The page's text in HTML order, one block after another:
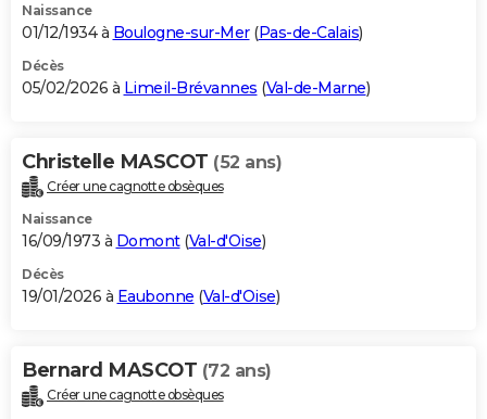
Naissance
01/12/1934 à Boulogne-sur-Mer(Pas-de-Calais)
Décès
05/02/2026 à Limeil-Brévannes (Val-de-Marne)
Christelle MASCOT (52 ans)
Créer une cagnotte obsèques
Naissance
16/09/1973 à Domont(Val-d'Oise)
Décès
19/01/2026 à Eaubonne (Val-d'Oise)
Bernard MASCOT (72 ans)
Créer une cagnotte obsèques